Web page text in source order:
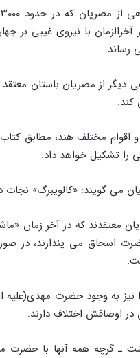
آخرالزمان با نیروى غیبى بر
دیگر از مصریان باستان
و اقوام مختلف هند، مطابق
را تشکیل خواهد داد.
معتقدند که در آخر زمان
اسحاق مى پندارند، در
نیز به وجود حضرت مهدى(علیه
در اوصافش اختلاف دارند.
ـ گرچه همه آنها با حضرت